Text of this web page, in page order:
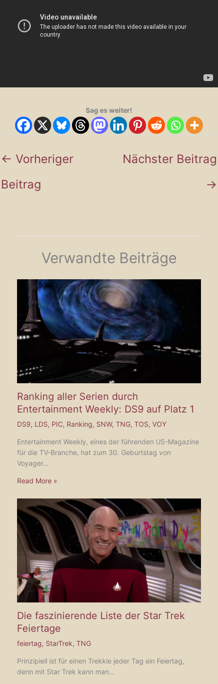
Sag es weiter!
← Vorheriger
Beitrag
Nächster Beitrag
→
Verwandte Beiträge
Ranking aller Serien durch
Entertainment Weekly: DS9 auf Platz 1
DS9, LDS, PIC, Ranking, SNW, TNG, TOS, VOY
Entertainment Weekly, eines der führenden US-Magazine
für die TV-Branche, hat zum 30. Geburtstag von
Voyager…
Read More »
Die faszinierende Liste der Star Trek
Feiertage
feiertag, StarTrek, TNG
Prinzipiell ist für einen Trekkie jeder Tag ein Feiertag,
denn mit Star Trek kann man…